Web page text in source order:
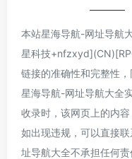
本站星海导航-网址导航
星科技
链接的准确性和完整性
星海导航-网址导航大全
收录时，该网页上的内
如出现违规，可以直接
址导航大全不承担任何责